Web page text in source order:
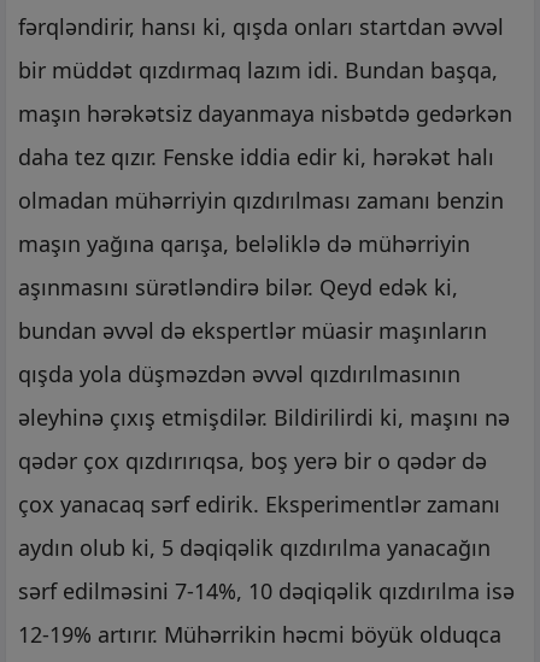
fərqləndirir, hansı ki, qışda onları startdan əvvəl
bir müddət qızdırmaq lazım idi. Bundan başqa,
maşın hərəkətsiz dayanmaya nisbətdə gedərkən
daha tez qızır. Fenske iddia edir ki, hərəkət halı
olmadan mühərriyin qızdırılması zamanı benzin
maşın yağına qarışa, beləliklə də mühərriyin
aşınmasını sürətləndirə bilər. Qeyd edək ki,
bundan əvvəl də ekspertlər müasir maşınların
qışda yola düşməzdən əvvəl qızdırılmasının
əleyhinə çıxış etmişdilər. Bildirilirdi ki, maşını nə
qədər çox qızdırırıqsa, boş yerə bir o qədər də
çox yanacaq sərf edirik. Eksperimentlər zamanı
aydın olub ki, 5 dəqiqəlik qızdırılma yanacağın
sərf edilməsini 7-14%, 10 dəqiqəlik qızdırılma isə
12-19% artırır. Mühərrikin həcmi böyük olduqca